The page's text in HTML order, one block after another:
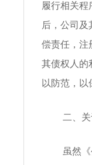
履行相关
后，公司
偿责任，注
其债权人的
以防范，以
二、
虽然